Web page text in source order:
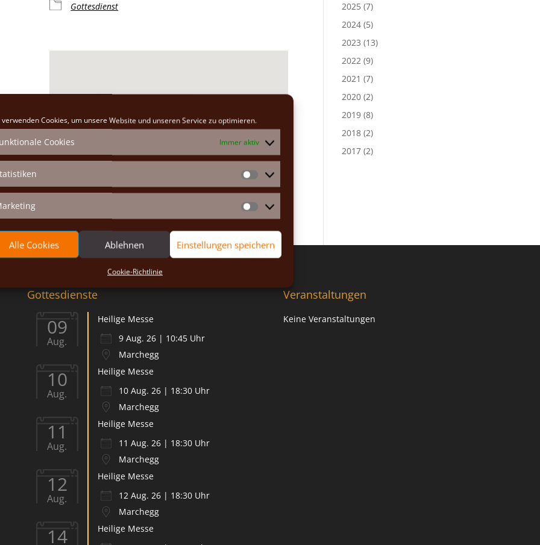
verwenden Cookies, um unsere Website und unseren Service zu optimieren.
Cookies Immer aktiv
Statistiken
Marketing
Alle Cookies Ablehnen Einstellungen speichern
Cookie-Richtlinie
Gottesdienst
Hauptplatz 26 - Marchegg
2025 (7)
2024 (5)
2023 (13)
2022 (9)
2021 (7)
2020 (2)
2019 (8)
2018 (2)
2017 (2)
Gottesdienste
09
Aug.
Heilige Messe
9 Aug. 26 | 10:45 Uhr
Marchegg
10
Aug.
Heilige Messe
10 Aug. 26 | 18:30 Uhr
Marchegg
11
Aug.
Heilige Messe
11 Aug. 26 | 18:30 Uhr
Marchegg
12
Aug.
Heilige Messe
12 Aug. 26 | 18:30 Uhr
Marchegg
14
Heilige Messe
Veranstaltungen
Keine Veranstaltungen